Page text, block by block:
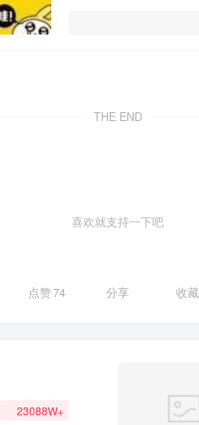
THE END
喜欢就支持一下吧
点赞74 分享 收藏
23088W+